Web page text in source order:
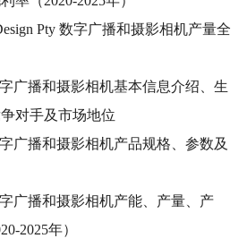
Pty 数字广播和摄影相机产量全
广播和摄影相机基本信息介绍、生
对手及市场地位
广播和摄影相机产品规格、参数及
广播和摄影相机产能、产量、产
2025年）